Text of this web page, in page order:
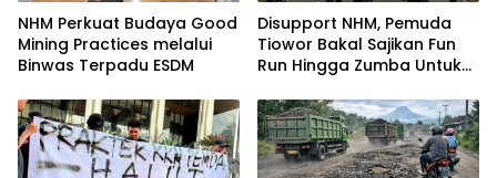
NHM Perkuat Budaya Good
Mining Practices melalui
Binwas Terpadu ESDM
Disupport NHM, Pemuda
Tiowor Bakal Sajikan Fun
Run Hingga Zumba Untuk